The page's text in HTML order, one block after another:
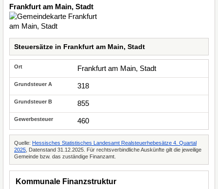
Frankfurt am Main, Stadt
Steuersätze in Frankfurt am Main, Stadt
Frankfurt am Main, Stadt
318
855
460
Quelle: Hessisches Statistisches Landesamt Realsteuerhebesätze 4. Quartal
2025 , Datenstand 31.12.2025. Für rechtsverbindliche Auskünfte gilt die jeweilige
Gemeinde bzw. das zuständige Finanzamt.
Kommunale Finanzstruktur